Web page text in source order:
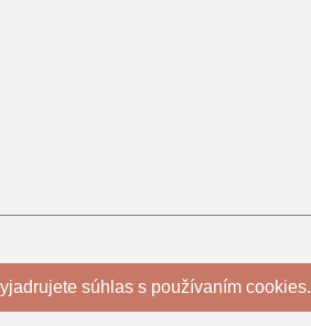
súhlas s používaním cookies.